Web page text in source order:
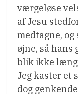
værgeløse
af Jesu
medtagne,
øjne, så
blik ikke
Jeg kaster et
dog